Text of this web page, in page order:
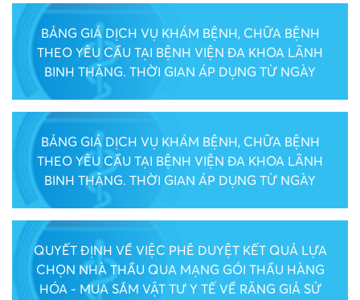
BẢNG GIÁ DỊCH VỤ KHÁM BỆNH, CHỮA BỆNH
THEO YÊU CẦU TẠI BỆNH VIỆN ĐA KHOA LÃNH
BINH THĂNG. THỜI GIAN ÁP DỤNG TỪ NGÀY
BẢNG GIÁ DỊCH VỤ KHÁM BỆNH, CHỮA BỆNH
THEO YÊU CẦU TẠI BỆNH VIỆN ĐA KHOA LÃNH
BINH THĂNG. THỜI GIAN ÁP DỤNG TỪ NGÀY
QUYẾT ĐỊNH VỀ VIỆC PHÊ DUYỆT KẾT QUẢ LỰA
CHỌN NHÀ THẦU QUA MẠNG GÓI THẦU HÀNG
HÓA - MUA SẮM VẬT TƯ Y TẾ VỀ RĂNG GIẢ SỬ